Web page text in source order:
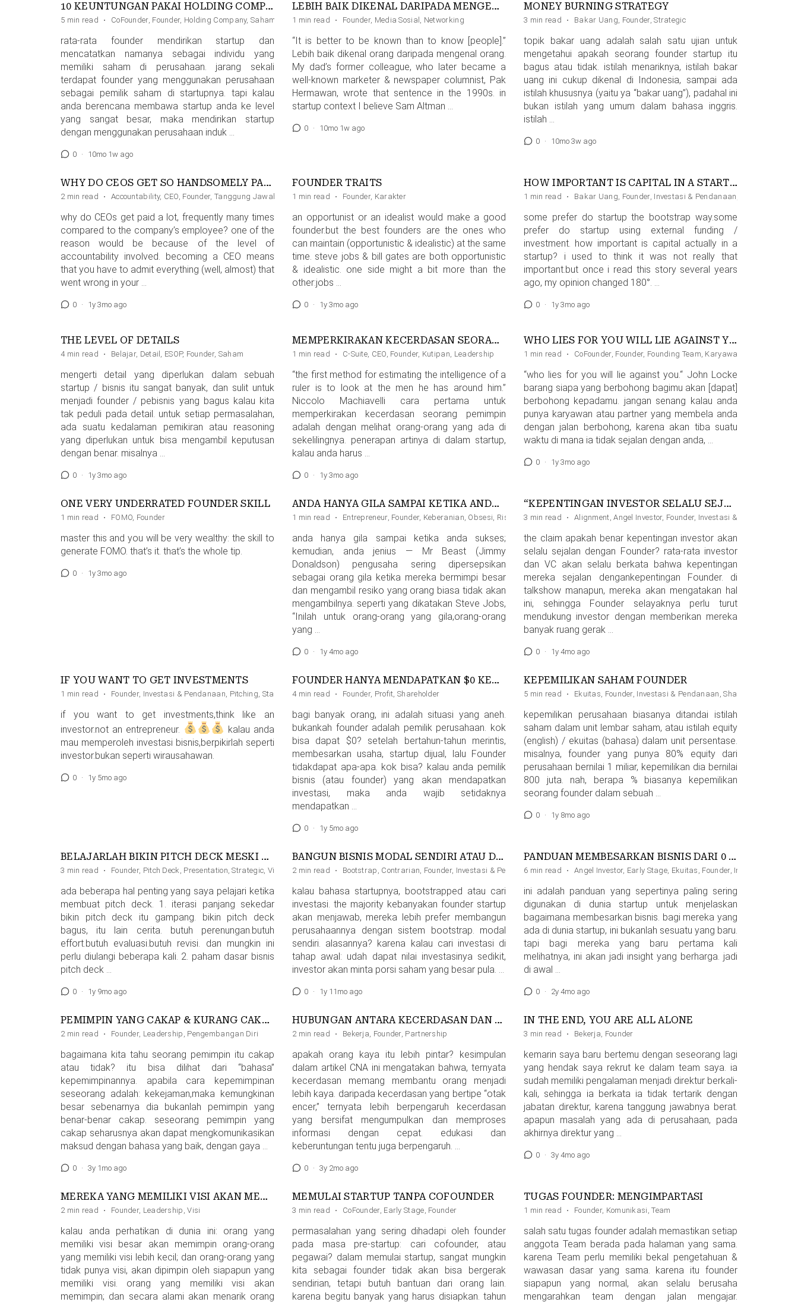
10 KEUNTUNGAN PAKAI HOLDING COMPANY FOUNDER
5 min read · CoFounder, Founder, Holding Company,Saham
rata-rata founder mendirikan startup dan
mencatatkan namanya sebagai individu yang
memiliki saham di perusahaan. jarang sekali
terdapat founder yang menggunakan perusahaan
sebagai pemilik saham di startupnya. tapi kalau
anda berencana membawa startup anda ke level
yang sangat besar, maka mendirikan startup
dengan menggunakan perusahaan induk …
0 · 10mo 1w ago
LEBIH BAIK DIKENAL DARIPADA MENGENAL
1 min read · Founder, Media Sosial , Networking
“It is better to be known than to know [people].”
Lebih baik dikenal orang daripada mengenal orang.
My dad’s former colleague, who later became a
well-known marketer & newspaper columnist, Pak
Hermawan, wrote that sentence in the 1990s. in
startup context I believe Sam Altman …
0 · 10mo 1w ago
MONEY BURNING STRATEGY
3 min read · Bakar Uang, Founder,Strategic
topik bakar uang adalah salah satu ujian untuk
mengetahui apakah seorang founder startup itu
bagus atau tidak. istilah menariknya, istilah bakar
uang ini cukup dikenal di Indonesia, sampai ada
istilah khususnya (yaitu ya “bakar uang”), padahal ini
bukan istilah yang umum dalam bahasa inggris.
istilah …
0 · 10mo 3w ago
WHY DO CEOS GET SO HANDSOMELY PAID?
2 min read · Accountability, CEO, Founder, Tanggung Jawab
why do CEOs get paid a lot, frequently many times
compared to the company’s employee? one of the
reason would be because of the level of
accountability involved. becoming a CEO means
that you have to admit everything (well, almost) that
went wrong in your …
0 · 1y 3mo ago
FOUNDER TRAITS
1 min read · Founder, Karakter
an opportunist or an idealist would make a good
founder.but the best founders are the ones who
can maintain (opportunistic & idealistic) at the same
time. steve jobs & bill gates are both opportunistic
& idealistic. one side might a bit more than the
other:jobs …
0 · 1y 3mo ago
HOW IMPORTANT IS CAPITAL IN A STARTUP, ACTUALLY?
1 min read · Bakar Uang, Founder, Investasi & Pendanaan
some prefer do startup the bootstrap way.some
prefer do startup using external funding /
investment. how important is capital actually in a
startup? i used to think it was not really that
important.but once i read this story several years
ago, my opinion changed 180°. …
0 · 1y 3mo ago
THE LEVEL OF DETAILS
4 min read · Belajar, Detail , ESOP, Founder, Saham
mengerti detail yang diperlukan dalam sebuah
startup / bisnis itu sangat banyak, dan sulit untuk
menjadi founder / pebisnis yang bagus kalau kita
tak peduli pada detail. untuk setiap permasalahan,
ada suatu kedalaman pemikiran atau reasoning
yang diperlukan untuk bisa mengambil keputusan
dengan benar. misalnya …
0 · 1y 3mo ago
MEMPERKIRAKAN KECERDASAN SEORANG PEMIMPIN
1 min read · C-Suite, CEO, Founder, Kutipan, Leadership
“the first method for estimating the intelligence of a
ruler is to look at the men he has around him.”
Niccolo Machiavelli cara pertama untuk
memperkirakan kecerdasan seorang pemimpin
adalah dengan melihat orang-orang yang ada di
sekelilingnya. penerapan artinya di dalam startup,
kalau anda harus …
0 · 1y 3mo ago
WHO LIES FOR YOU WILL LIE AGAINST YOU
1 min read · CoFounder, Founder, Founding Team, Karyawan
“who lies for you will lie against you.“ John Locke
barang siapa yang berbohong bagimu akan [dapat]
berbohong kepadamu. jangan senang kalau anda
punya karyawan atau partner yang membela anda
dengan jalan berbohong, karena akan tiba suatu
waktu di mana ia tidak sejalan dengan anda, …
0 · 1y 3mo ago
ONE VERY UNDERRATED FOUNDER SKILL
1 min read · FOMO, Founder
master this and you will be very wealthy: the skill to
generate FOMO. that’s it. that’s the whole tip.
0 · 1y 3mo ago
ANDA HANYA GILA SAMPAI KETIKA ANDA SUKSES
1 min read · Entrepreneur, Founder, Keberanian, Obsesi, Risiko
anda hanya gila sampai ketika anda sukses;
kemudian, anda jenius — Mr Beast (Jimmy
Donaldson) pengusaha sering dipersepsikan
sebagai orang gila ketika mereka bermimpi besar
dan mengambil resiko yang orang biasa tidak akan
mengambilnya. seperti yang dikatakan Steve Jobs,
“Inilah untuk orang-orang yang gila,orang-orang
yang …
0 · 1y 4mo ago
“KEPENTINGAN INVESTOR SELALU SEJALAN DENGAN FOUNDER”
3 min read · Alignment,Angel Investor, Founder, Investasi & Pendanaan
the claim apakah benar kepentingan investor akan
selalu sejalan dengan Founder? rata-rata investor
dan VC akan selalu berkata bahwa kepentingan
mereka sejalan dengankepentingan Founder. di
talkshow manapun, mereka akan mengatakan hal
ini, sehingga Founder selayaknya perlu turut
mendukung investor dengan memberikan mereka
banyak ruang gerak …
0 · 1y 4mo ago
IF YOU WANT TO GET INVESTMENTS
1 min read · Founder, Investasi & Pendanaan, Pitching, Startup
if you want to get investments,think like an
investor.not an entrepreneur.
kalau anda
mau memperoleh investasi bisnis,berpikirlah seperti
investor.bukan seperti wirausahawan.
0 · 1y 5mo ago
FOUNDER HANYA MENDAPATKAN $0 KETIKA PERUSAHAANNYA DIJUAL
4 min read · Founder, Profit,Shareholder
bagi banyak orang, ini adalah situasi yang aneh.
bukankah founder adalah pemilik perusahaan. kok
bisa dapat $0? setelah bertahun-tahun merintis,
membesarkan usaha, startup dijual, lalu Founder
tidakdapat apa-apa. kok bisa? kalau anda pemilik
bisnis (atau founder) yang akan mendapatkan
investasi, maka anda wajib setidaknya
mendapatkan …
0 · 1y 5mo ago
KEPEMILIKAN SAHAM FOUNDER
5 min read · Ekuitas, Founder, Investasi & Pendanaan ,Shareholder
kepemilikan perusahaan biasanya ditandai istilah
saham dalam unit lembar saham, atau istilah equity
(english) / ekuitas (bahasa) dalam unit persentase.
misalnya, founder yang punya 80% equity dari
perusahaan bernilai 1 miliar, kepemilikan dia bernilai
800 juta. nah, berapa % biasanya kepemilikan
seorang founder dalam sebuah …
0 · 1y 8mo ago
BELAJARLAH BIKIN PITCH DECK MESKI TAK LAGI CARI INVESTOR
3 min read · Founder, Pitch Deck , Presentation,Strategic, Visi
ada beberapa hal penting yang saya pelajari ketika
membuat pitch deck. 1. iterasi panjang sekedar
bikin pitch deck itu gampang. bikin pitch deck
bagus, itu lain cerita. butuh perenungan.butuh
effort.butuh evaluasi.butuh revisi. dan mungkin ini
perlu diulangi beberapa kali. 2. paham dasar bisnis
pitch deck …
0 · 1y 9mo ago
BANGUN BISNIS MODAL SENDIRI ATAU DENGAN PENDANAAN?
2 min read · Bootstrap , Contrarian, Founder, Investasi & Pendanaan
kalau bahasa startupnya, bootstrapped atau cari
investasi. the majority kebanyakan founder startup
akan menjawab, mereka lebih prefer membangun
perusahaannya dengan sistem bootstrap. modal
sendiri. alasannya? karena kalau cari investasi di
tahap awal: udah dapat nilai investasinya sedikit,
investor akan minta porsi saham yang besar pula. …
0 · 1y 11mo ago
PANDUAN MEMBESARKAN BISNIS DARI 0 HINGGA JADI RAKSASA
6 min read · Angel Investor, Early Stage, Ekuitas , Founder, Investasi &
ini adalah panduan yang sepertinya paling sering
digunakan di dunia startup untuk menjelaskan
bagaimana membesarkan bisnis. bagi mereka yang
ada di dunia startup, ini bukanlah sesuatu yang baru.
tapi bagi mereka yang baru pertama kali
melihatnya, ini akan jadi insight yang berharga. jadi
di awal …
0 · 2y 4mo ago
PEMIMPIN YANG CAKAP & KURANG CAKAP
2 min read · Founder, Leadership , Pengembangan Diri
bagaimana kita tahu seorang pemimpin itu cakap
atau tidak? itu bisa dilihat dari “bahasa”
kepemimpinannya. apabila cara kepemimpinan
seseorang adalah: kekejaman,maka kemungkinan
besar sebenarnya dia bukanlah pemimpin yang
benar-benar cakap. seseorang pemimpin yang
cakap seharusnya akan dapat mengkomunikasikan
maksud dengan bahasa yang baik, dengan gaya …
0 · 3y 1mo ago
HUBUNGAN ANTARA KECERDASAN DAN KEKAYAAN
2 min read · Bekerja, Founder, Partnership
apakah orang kaya itu lebih pintar? kesimpulan
dalam artikel CNA ini mengatakan bahwa, ternyata
kecerdasan memang membantu orang menjadi
lebih kaya. daripada kecerdasan yang bertipe “otak
encer,” ternyata lebih berpengaruh kecerdasan
yang bersifat mengumpulkan dan memproses
informasi dengan cepat. edukasi dan
keberuntungan tentu juga berpengaruh. …
0 · 3y 2mo ago
IN THE END, YOU ARE ALL ALONE
3 min read · Bekerja, Founder
kemarin saya baru bertemu dengan seseorang lagi
yang hendak saya rekrut ke dalam team saya. ia
sudah memiliki pengalaman menjadi direktur berkali-
kali, sehingga ia berkata ia tidak tertarik dengan
jabatan direktur, karena tanggung jawabnya berat.
apapun masalah yang ada di perusahaan, pada
akhirnya direktur yang …
0 · 3y 4mo ago
MEREKA YANG MEMILIKI VISI AKAN MEMIMPIN MEREKA YANG TAK MEMILIKINYA
2 min read · Founder, Leadership ,Visi
kalau anda perhatikan di dunia ini: orang yang
memiliki visi besar akan memimpin orang-orang
yang memiliki visi lebih kecil; dan orang-orang yang
tidak punya visi, akan dipimpin oleh siapapun yang
memiliki visi. orang yang memiliki visi akan
memimpin; dan secara alami akan menarik orang
MEMULAI STARTUP TANPA COFOUNDER
3 min read · CoFounder, Early Stage, Founder
permasalahan yang sering dihadapi oleh founder
pada masa pre-startup: cari cofounder, atau
pegawai? dalam memulai startup, sangat mungkin
kita sebagai founder tidak akan bisa bergerak
sendirian, tetapi butuh bantuan dari orang lain.
karena begitu banyak yang harus disiapkan. tahun
TUGAS FOUNDER: MENGIMPARTASI
1 min read · Founder, Komunikasi ,Team
salah satu tugas founder adalah memastikan setiap
anggota Team berada pada halaman yang sama.
karena Team perlu memiliki bekal pengetahuan &
wawasan dasar yang sama. karena itu founder
siapapun yang normal, akan selalu berusaha
mengarahkan team dengan jalan mengajar.